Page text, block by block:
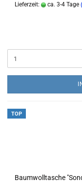
Lieferzeit: ca. 3-4 Tage
TOP
Baumwolltasche